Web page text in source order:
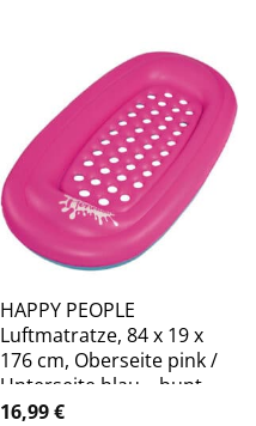
HAPPY PEOPLE
Luftmatratze, 84 x 19 x
176 cm, Oberseite pink /
Unterseite blau – bunt
16,99€